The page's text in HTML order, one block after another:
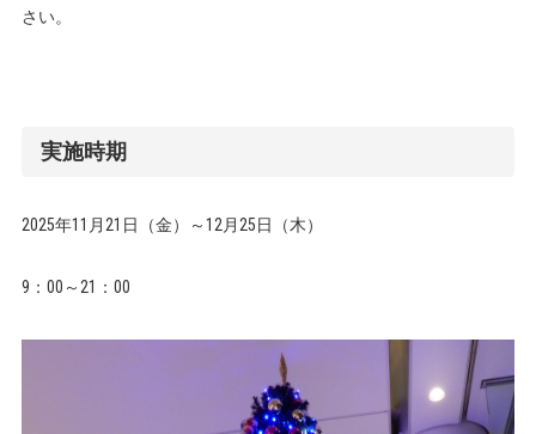
さい。
実施時期
2025年11月21日（金）～12月25日（木）
9：00～21：00